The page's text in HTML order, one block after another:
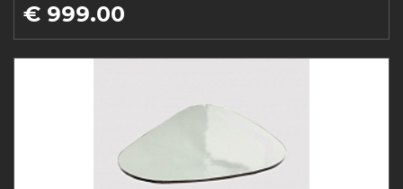
€ 999.00